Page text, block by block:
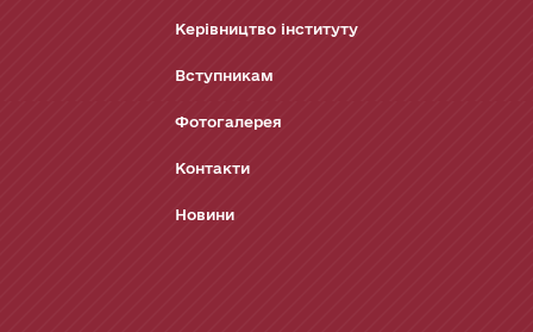
Керівництво інституту
Вступникам
Фотогалерея
Контакти
Новини